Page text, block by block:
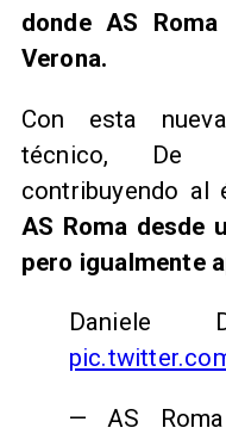
donde AS
Verona.
Con esta
técnico, De
contribuyendo al
AS Roma desde
pero igualmente
— AS Roma